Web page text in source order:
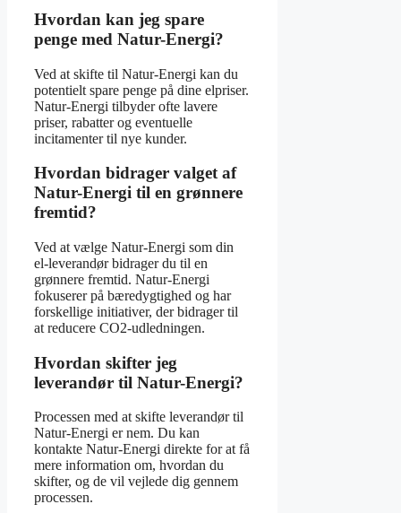
Hvordan kan jeg spare
penge med Natur-Energi?
Ved at skifte til Natur-Energi kan du
potentielt spare penge på dine elpriser.
Natur-Energi tilbyder ofte lavere
priser, rabatter og eventuelle
incitamenter til nye kunder.
Hvordan bidrager valget af
Natur-Energi til en grønnere
fremtid?
Ved at vælge Natur-Energi som din
el-leverandør bidrager du til en
grønnere fremtid. Natur-Energi
fokuserer på bæredygtighed og har
forskellige initiativer, der bidrager til
at reducere CO2-udledningen.
Hvordan skifter jeg
leverandør til Natur-Energi?
Processen med at skifte leverandør til
Natur-Energi er nem. Du kan
kontakte Natur-Energi direkte for at få
mere information om, hvordan du
skifter, og de vil vejlede dig gennem
processen.